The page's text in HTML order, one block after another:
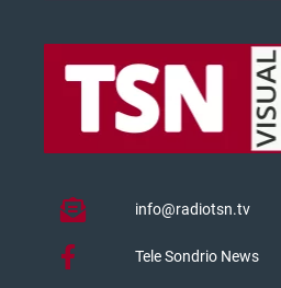
info@radiotsn.tv
Tele Sondrio News